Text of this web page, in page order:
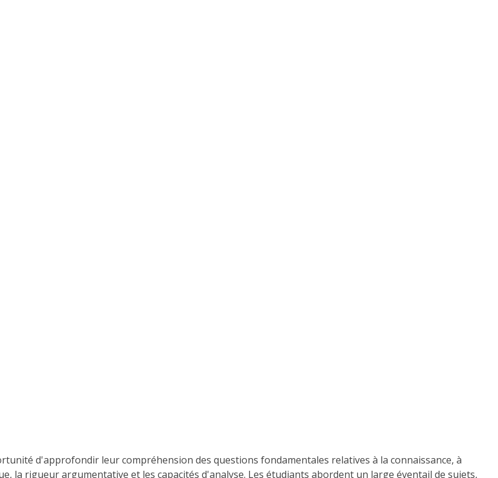
d'approfondir leur compréhension des questions fondamentales relatives à la connaissance, à
la rigueur argumentative et les capacités d'analyse. Les étudiants abordent un large éventail de sujets,